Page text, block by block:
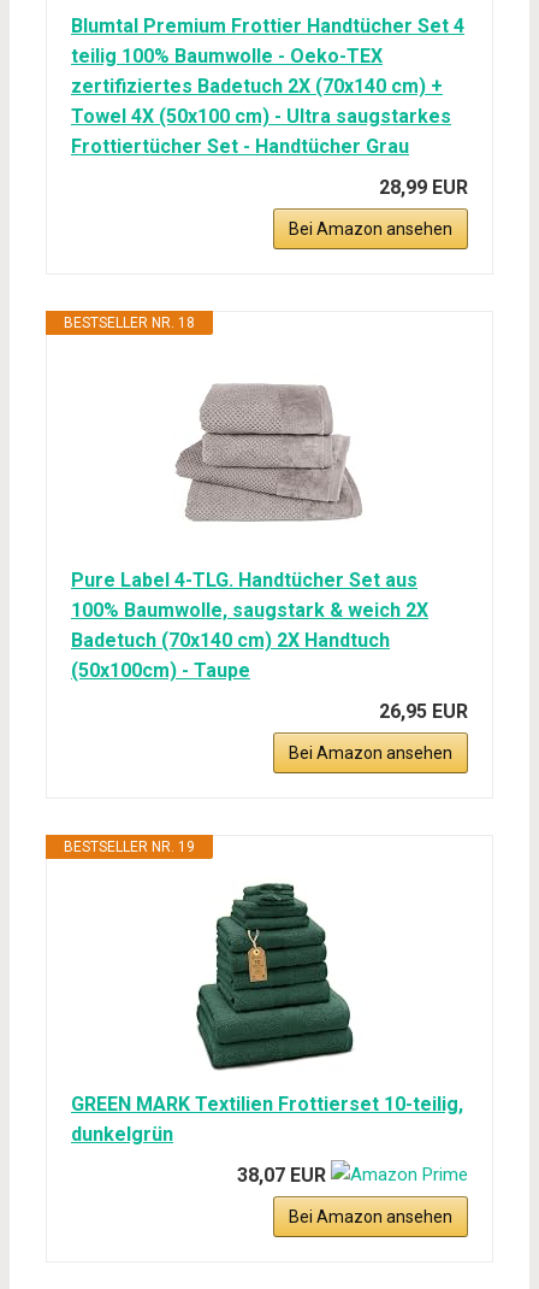
Blumtal Premium Frottier Handtücher Set 4
teilig 100% Baumwolle - Oeko-TEX
zertifiziertes Badetuch 2X (70x140 cm) +
Towel 4X (50x100 cm) - Ultra saugstarkes
Frottiertücher Set - Handtücher Grau
28,99 EUR
Bei Amazon ansehen
BESTSELLER NR. 18
Pure Label 4-TLG. Handtücher Set aus
100% Baumwolle, saugstark & weich 2X
Badetuch (70x140 cm) 2X Handtuch
(50x100cm) - Taupe
26,95 EUR
Bei Amazon ansehen
BESTSELLER NR. 19
GREEN MARK Textilien Frottierset 10-teilig,
dunkelgrün
38,07 EUR
Bei Amazon ansehen